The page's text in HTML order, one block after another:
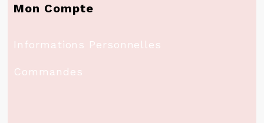
Mon Compte
Informations Personnelles
Commandes